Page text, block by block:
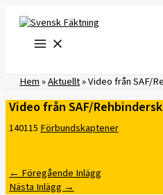
innehåll
Hem»Aktuellt»Video från SAF/
Video från SAF/
140115Förbundskaptener
← Föregående Inlägg
Nästa Inlägg →